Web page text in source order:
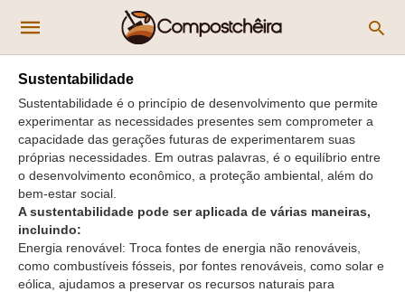
Sustentabilidade
Sustentabilidade é o princípio de desenvolvimento que permite
experimentar as necessidades presentes sem comprometer a
capacidade das gerações futuras de experimentarem suas
próprias necessidades. Em outras palavras, é o equilíbrio entre
o desenvolvimento econômico, a proteção ambiental, além do
bem-estar social.
A sustentabilidade pode ser aplicada de várias maneiras,
incluindo:
Energia renovável: Troca fontes de energia não renováveis,
como combustíveis fósseis, por fontes renováveis, como solar e
eólica, ajudamos a preservar os recursos naturais para